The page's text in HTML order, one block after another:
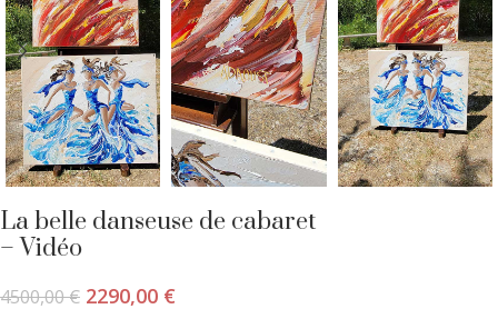
La belle danseuse de cabaret
– Vidéo
4500,00€ 2290,00 €